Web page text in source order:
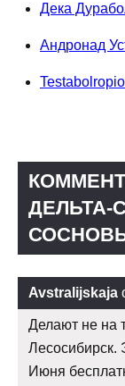
Дека
Андронад
ДЕЛЬТА-
Avstralijskaja
Делают не на
Лесосибирск.
Июня